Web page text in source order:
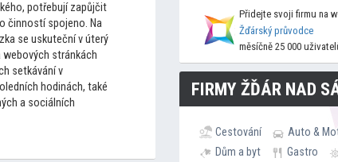
potřebují zapůjčit
činností spojeno. Na
se uskuteční v úterý
stránkách
setkávání v
hodinách, také
a sociálních
Přidejte svoji firmu na
Žďárský průvodce
měsíčně 25 000
FIRMY ŽĎÁR NAD
Cestování Auto &
Dům a byt
Gastro